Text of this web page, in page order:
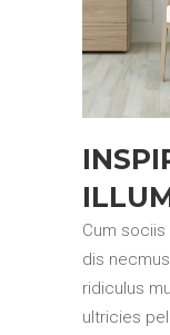
Cum
dis
ridiculus
ultricies